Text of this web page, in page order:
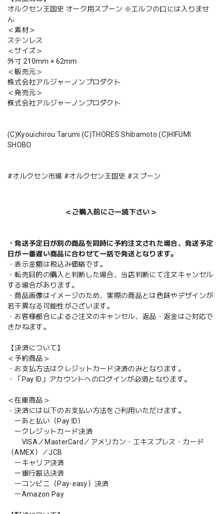
オルクセン王国史 オーク用スプーン ※エルフの口には入りませ
ん
＜素材＞
ステンレス
＜サイズ＞
外寸 210mm × 62mm
＜販売元＞
株式会社アルジャーノンプロダクト
＜発売元＞
株式会社アルジャーノンプロダクト
(C)Kyouichirou Tarumi (C)THORES Shibamoto (C)HIFUMI
SHOBO
#オルクセン市場 #オルクセン王国史 #スプーン
＜ご購入前にご一読下さい＞
・発送予定日が別の商品を同時に予約注文された場合、発送予定
日が一番遅い商品に合わせて一括で発送となります。
・表示金額は税込み価格です。
・転売目的の購入と判断した場合、当店判断にて注文キャンセル
する場合があります。
・商品画像はイメージのため、実際の商品とは色味やデザインが
若干異なる可能性がございます。
・お客様都合によるご注文のキャンセル、返品・返金はご対応で
きかねます。
【決済について】
＜予約商品＞
・お支払方法はクレジットカード決済のみとなります。
・「Pay ID」アカウントへのログインが必須となります。
＜在庫商品＞
・決済には以下のお支払い方法をご利用いただけます。
ーあと払い（Pay ID）
ークレジットカード決済
VISA／MasterCard／アメリカン・エキスプレス・カード
（AMEX）／JCB
ーキャリア決済
ー銀行振込決済
ーコンビニ（Pay-easy）決済
ーAmazon Pay